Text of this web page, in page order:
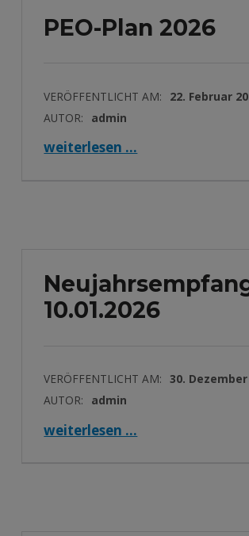
PEO-Plan 2026
VERÖFFENTLICHT AM:
22. Februar
AUTOR:
admin
“PEO-Plan 2026”
weiterlesen …
10.01.2026
VERÖFFENTLICHT AM: 30. Dezember
AUTOR:
admin
“Neujahrsempfang am 10.01.2026”
weiterlesen …